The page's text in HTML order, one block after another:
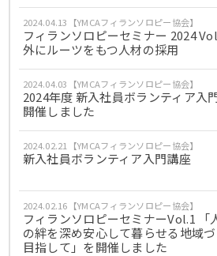
2024.04.13【YMCAフィランソロピー協会】
フィランソロピーセミナー 2024
外にルーツをもつ人材の採用
2024.04.03【YMCAフィランソロピー協会】
2024年度 新入社員ボランティア入
開催しました
2024.02.21【YMCAフィランソロピー協会】
新入社員ボランティア入門講座
2024.02.16【YMCAフィランソロピー協会】
フィランソロピーセミナーVol.1 「
の絆を深め安心して暮らせる地域
目指して」を開催しました